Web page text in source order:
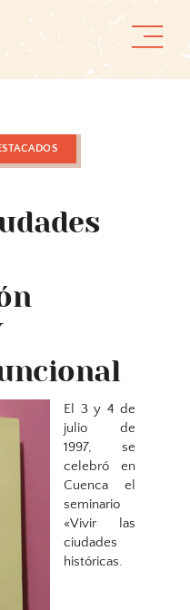
El 3 y 4 de
julio de
1997, se
celebró en
Cuenca el
seminario
«Vivir las
ciudades
históricas.